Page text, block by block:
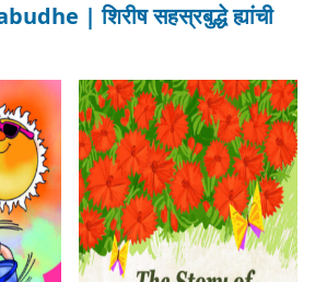
| शिरीष सहस्रबुद्धे ह्यांची